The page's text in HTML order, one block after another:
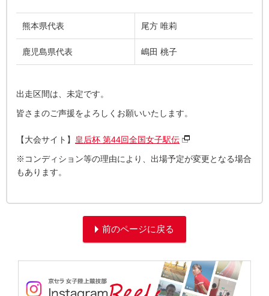
熊本県代表 尾方 唯莉
鹿児島県代表 嶋田 桃子
出走区間は、未定です。
皆さまのご声援をよろしくお願いいたします。
【大会サイト】 皇后杯 第44回全国女子駅伝
※コンディション等の理由により、出場予定が変更となる場合
もあります。
前のページに戻る